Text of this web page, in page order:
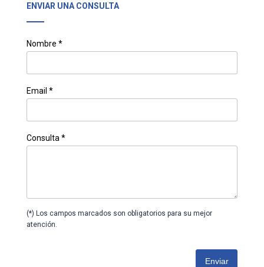
ENVIAR UNA CONSULTA
Nombre *
Email *
Consulta *
(*) Los campos marcados son obligatorios para su mejor
atención.
Enviar